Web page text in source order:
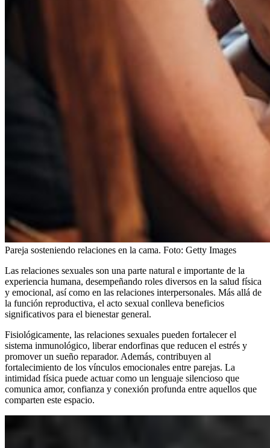
Pareja sosteniendo relaciones en la cama. Foto: Getty Images
Las relaciones sexuales son una parte natural e importante de la
experiencia humana, desempeñando roles diversos en la salud física
y emocional, así como en las relaciones interpersonales. Más allá de
la función reproductiva, el acto sexual conlleva beneficios
significativos para el bienestar general.
Fisiológicamente, las relaciones sexuales pueden fortalecer el
sistema inmunológico, liberar endorfinas que reducen el estrés y
promover un sueño reparador. Además, contribuyen al
fortalecimiento de los vínculos emocionales entre parejas. La
intimidad física puede actuar como un lenguaje silencioso que
comunica amor, confianza y conexión profunda entre aquellos que
comparten este espacio.